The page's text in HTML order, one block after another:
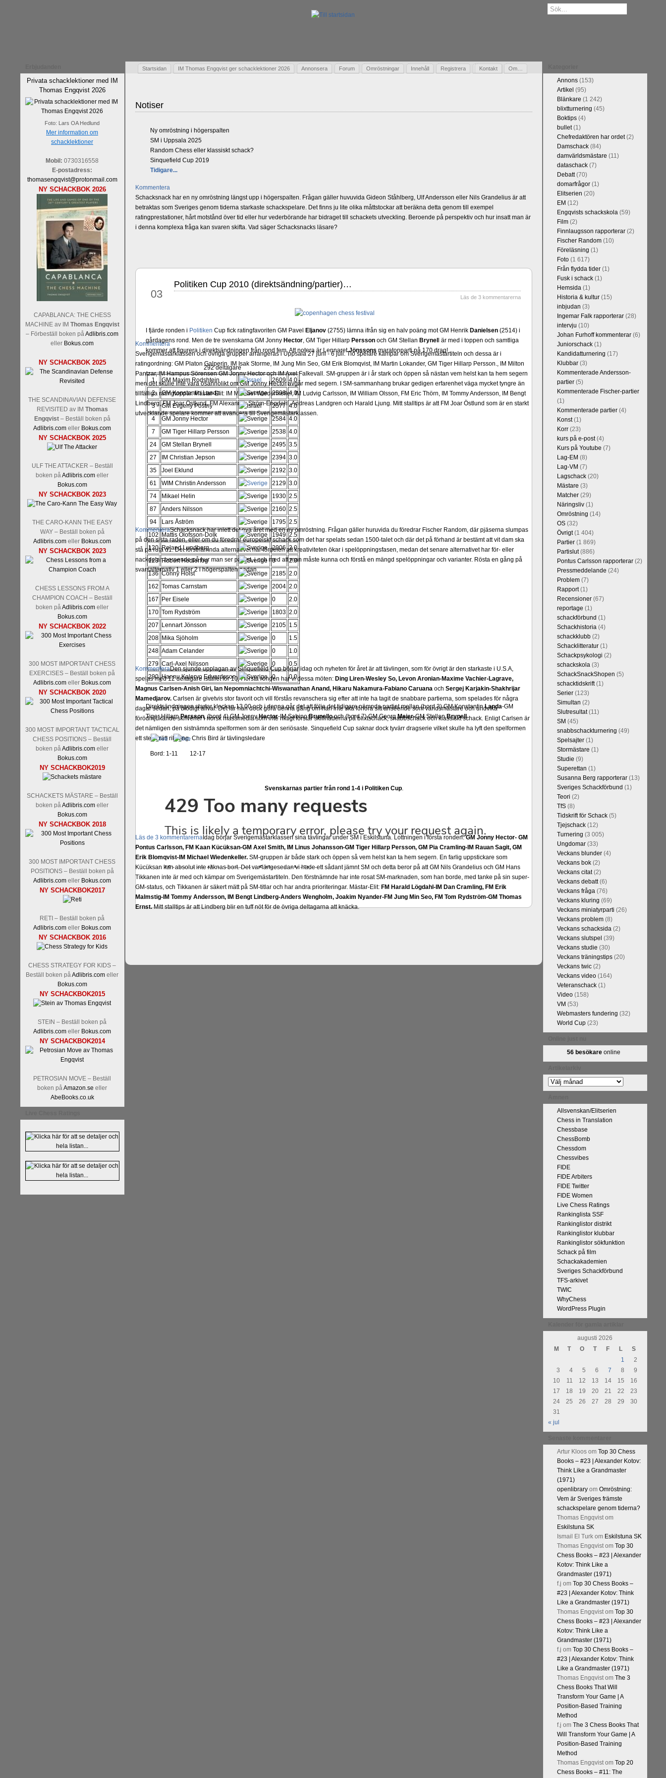
Privata schacklektioner med IM
Thomas Engqvist 2026
Foto: Lars OA Hedlund
Mer information om
schacklektioner
Mobil: 0730316558
E-postadress:
thomasengqvist@protonmail.com
NY SCHACKBOK 2026
CAPABLANCA: THE CHESS
MACHINE av IM Thomas Engqvist
– Förbeställ boken påAdlibris.com
eller Bokus.com
NY SCHACKBOK 2025
THE SCANDINAVIAN DEFENSE
REVISITED av IM Thomas
Engqvist– Beställ boken på
Adlibris.com eller Bokus.com
NY SCHACKBOK 2025
ULF THE ATTACKER – Beställ
boken påAdlibris.com eller
Bokus.com
NY SCHACKBOK 2023
THE CARO-KANN THE EASY
WAY – Beställ boken på
Adlibris.com eller Bokus.com
NY SCHACKBOK 2023
CHESS LESSONS FROM A
CHAMPION COACH – Beställ
boken påAdlibris.com eller
Bokus.com
NY SCHACKBOK 2022
300 MOST IMPORTANT CHESS
EXERCISES – Beställ boken på
Adlibris.com eller Bokus.com
NY SCHACKBOK 2020
300 MOST IMPORTANT TACTICAL
CHESS POSITIONS – Beställ
boken påAdlibris.com eller
Bokus.com
NY SCHACKBOK2019
SCHACKETS MÄSTARE – Beställ
boken påAdlibris.com eller
Bokus.com
NY SCHACKBOK 2018
300 MOST IMPORTANT CHESS
POSITIONS – Beställ boken på
Adlibris.com eller Bokus.com
NY SCHACKBOK2017
RETI – Beställ boken på
Adlibris.com eller Bokus.com
NY SCHACKBOK 2016
CHESS STRATEGY FOR KIDS –
Beställ boken påAdlibris.com eller
Bokus.com
NY SCHACKBOK2015
STEIN – Beställ boken på
Adlibris.com eller Bokus.com
NY SCHACKBOK2014
PETROSIAN MOVE – Beställ
boken påAmazon.se eller
AbeBooks.co.uk
Startsidan IM Thomas Engqvist ger schacklektioner 2026 Annonsera Forum Omröstningar Innehåll Registrera Kontakt Om…
Gästbok
Notiser
Ny omröstning i högerspalten
SM i Uppsala 2025
Random Chess eller klassiskt schack?
Sinquefield Cup 2019
Tidigare...
Kommentera
Schacksnack har en ny omröstning längst upp i högerspalten. Frågan gäller huvuvida Gideon Ståhlberg, Ulf Andersson eller Nils Grandelius är att
betraktas som Sveriges genom tiderna starkaste schackspelare. Det finns ju lite olika måttstockar att beräkna detta genom till exempel
ratingprestationer, hårt motstånd över tid eller hur vederbörande har bidraget till schackets utveckling. Beroende på perspektiv och hur insatt man är
i denna komplexa fråga kan svaren skifta. Vad säger Schacksnacks läsare?
Kommentera
Sverigemästarklassen och övriga grupper arrangeras i Uppsala 27 juni - 6 juli. Tio spelare kämpar om Sverigemästartiteln och dessa är i
ratingordning: GM Platon Galperin, IM Isak Storme, IM Jung Min Seo, GM Erik Blomqvist, IM Martin Lokander, GM Tiger Hillarp Persson., IM Milton
Pantzar, IM Hampus Sörensen GM Jonny Hector och IM Axel Falkevall. SM-gruppen är i år stark och öppen så nästan vem helst kan ta hem segern
men det skulle inte vara osannolikt om GM Jonny Hector avgår med segern. I SM-sammanhang brukar gedigen erfarenhet väga mycket tyngre än
tillfälliga ratingtoppar. Mästar-Elit: IM Michael Wiedenkeller, IM Ludvig Carlsson, IM William Olsson, FM Eric Thörn, IM Tommy Andersson, IM Bengt
Lindberg, FM Joar Östlund, FM Alexander Ström-Engdahl, Andreas Landgren och Harald Ljung. Mitt stalltips är att FM Joar Östlund som är en starkt
utvecklande spelare kommer att avancera till Sverigemästarklassen.
KommenteraSchacksnack har inlett det nya året med en ny omröstning. Frågan gäller huruvida du föredrar Fischer Random, där pjäserna slumpas
på den sista raden, eller om du föredrar europeiskt schack som det har spelats sedan 1500-talet och där det på förhand är bestämt att vit dam ska
stå på ruta d1. Det förstnämnda alternativet har fördelen att kreativiteten ökar i spelöppningsfasen, medan det senare alternativet har för- eller
nackdelar, beroende på hur man ser på det, i och med att man måste kunna och förstå en mängd spelöppningar och varianter. Rösta en gång på
svarsalternativ 1 eller 2 i högerspalten nedan.
KommenteraDen sjunde upplagan av Sinquefield Cup börjar idag och nyheten för året är att tävlingen, som för övrigt är den starkaste i U.S.A,
spelas med 12 deltagare istället för 10. I första ronden har vi dessa möten: Ding Liren-Wesley So, Levon Aronian-Maxime Vachier-Lagrave,
Magnus Carlsen-Anish Giri, Ian Nepomniachtchi-Wiswanathan Anand, Hikaru Nakamura-Fabiano Caruana och Sergej Karjakin-Shakhrijar
Mamedjarov. Carlsen är givetvis stor favorit och vill förstås revanschera sig efter att inte ha tagit de snabbare partierna, som spelades för några
dagar sedan, på blodigt allvar. Det lär han dock göra denna gång om han inte ska förlora sitt anséende som världsmästare och undvika
förödmjukande skriverier i norsk massmedia som inte riktigt förstår skillnaderna på blixtschack, snabbschack och klassiskt schack. Enligt Carlsen är
det nämligen den sistnämnda spelformen som är den seriösaste. Sinquefield Cup saknar dock tyvärr dragserie vilket skulle ha lyft den spelformen
ett steg i rätt riktning. Chris Bird är tävlingsledare
Läs de 3 kommentarernaIdag börjar Sverigemästarklassen sina tävlingar under SM i Eskilstuna. Lottningen i första ronden:GM Jonny Hector- GM
Pontus Carlsson, FM Kaan Kücüksan-GM Axel Smith, IM Linus Johansson-GM Tiger Hillarp Persson, GM Pia Cramling-IM Rauan Sagit, GM
Erik Blomqvist-IM Michael Wiedenkeller.SM-gruppen är både stark och öppen så vem helst kan ta hem segern. En farlig uppstickare som
Kücüksan kan absolut inte räknas bort. Det var längesedan vi hade ett sådant jämnt SM och detta beror på att GM Nils Grandelius och GM Hans
Tikkanen inte är med och kämpar om Sverigemästartiteln. Den förstnämnde har inte rosat SM-marknaden, som han borde, med tanke på sin super-
GM-status, och Tikkanen är säkert mätt på SM-titlar och har andra prioriteringar. Mästar-Elit: FM Harald Lögdahl-IM Dan Cramling, FM Erik
Malmstig-IM Tommy Andersson, IM Bengt Lindberg-Anders Wengholm, Joakim Nyander-FM Jung Min Seo, FM Tom Rydström-GM Thomas
Ernst.Mitt stalltips är att Lindberg blir en tuff nöt för de övriga deltagarna att knäcka.
03
Politiken Cup 2010 (direktsändning/partier)…
Läs de 3 kommentarerna
I fjärde ronden i Politiken Cup fick ratingfavoriten GM Pavel Eljanov(2755) lämna ifrån sig en halv poäng mot GM Henrik Danielsen(2514) i
gårdagens rond. Men de tre svenskarna GM Jonny Hector, GM Tiger Hillarp Perssonoch GM Stellan Brynel
l är med i toppen och samtliga
kommer att figurera i direktsändningen från rond fem. Att notera är LennaretJönssons maratonparti på 170 drag!
292 deltagare
1
GM Maxim Rodshtein 2609 4.0
2
GM Konstantin Landa 2598 4.0
3
GM Evgeny Postny 2577 4.0
4
GM Jonny Hector 2584 4.0
7
GM Tiger Hillarp Persson 2538 4.0
24
GM Stellan Brynell 2495 3.5
27
IM Christian Jepson 2394 3.0
35
Joel Eklund 2192 3.0
61
WIM Christin Andersson 2129 3.0
74
Mikael Helin 1930 2.5
87
Anders Nilsson 2160 2.5
94
Lars Åström 1795 2.5
102
Mattis Olofsson-Dolk 1949 2.5
120 Roland Lundberg 2006 2.0
123 Robert Hedlerfog 0
2.0
136 Conny Holst 2185 2.0
162 Tomas Carnstam 2004 2.0
167
Per Eisele 0
2.0
170 Tom Rydström 1803 2.0
207
Lennart Jönsson 2105 1.5
208
Mika Sjöholm 0
1.5
248 Adam Celander 0
1.0
279 Carl-Axel Nilsson 0
0.5
290 Hannu Kalervo Edvardsson 0 0.0
Direktsändningen startar klockan 13.00 och i denna går det att följa det tidigare nämnda partiet mellan (bord 3) GM KonstantinLanda-GM
Tiger HillarpPersson, (bord 4) GM JonnyHector-IM SabinoBrunellooch (bord 7) GM GeorgMeier-GM StellanBrynell.
Bord: 1-11 12-17
Svenskarnas partier från rond 1-4 i Politiken Cup.
Annons(153)
Artikel (95)
Blänkare (1 242)
blixtturnering (45)
Boktips(4)
bullet(1)
Chefredaktören har ordet(2)
Damschack(84)
damvärldsmästare (11)
dataschack(7)
Debatt(70)
domarfrågor(1)
Elitserien (20)
EM (12)
Engqvists schackskola(59)
Film(2)
Finnlaugsson rapporterar(2)
Fischer Random(10)
Föreläsning (1)
Foto(1 617)
Från flydda tider(1)
Fusk i schack(1)
Hemsida(1)
Historia & kultur(15)
inbjudan (3)
Ingemar Falk rapporterar(28)
intervju (10)
Johan Furhoff kommenterar(6)
Juniorschack(1)
Kandidatturnering (17)
Klubbar(3)
Kommenterade Andersson-
partier(5)
Kommenterade Fischer-partier
(1)
Kommenterade partier(4)
Konst(1)
Korr(23)
kurs på e-post(4)
Kurs på Youtube (7)
Lag-EM (8)
Lag-VM (7)
Lagschack(20)
Mästare (3)
Matcher(29)
Näringsliv(1)
Omröstning (14)
OS(32)
Övrigt(1 404)
Partier(1 869)
Partislut(886)
Pontus Carlsson rapporterar(2)
Pressmeddelande (24)
Problem(7)
Rapport(1)
Recensioner(67)
reportage (1)
schackförbund (1)
Schackhistoria(4)
schackklubb(2)
Schacklitteratur(1)
Schackpsykologi (2)
schackskola(3)
SchackSnackShopen (5)
schacktidskrift(1)
Serier(123)
Simultan (2)
Slutresultat(11)
SM (45)
snabbschackturnering (49)
Spelsajter(1)
Stormästare (1)
Studie (9)
Superettan (1)
Susanna Berg rapporterar(13)
Sveriges Schackförbund (1)
Teori (2)
TfS(8)
Tidskrift för Schack(5)
Tjejschack(12)
Turnering (3 005)
Ungdomar(33)
Veckans blunder(4)
Veckans bok(2)
Veckans citat(2)
Veckans debatt(6)
Veckans fråga(76)
Veckans kluring (69)
Veckans miniatyrparti (26)
Veckans problem(8)
Veckans schacksida(2)
Veckans slutspel (39)
Veckans studie (30)
Veckans träningstips(20)
Veckans twic(2)
Veckans video(164)
Veteranschack(1)
Video(158)
VM (53)
Webmasters fundering (32)
World Cup(23)
56 besökareonline
Artikelarkiv
Allsvenskan/Elitserien
Chess in Translation
Chessbase
ChessBomb
Chessdom
Chessvibes
FIDE
FIDE Arbiters
FIDE Twitter
FIDE Women
Live Chess Ratings
Rankinglista SSF
Rankinglistor distrikt
Rankinglistor klubbar
Rankinglistor sökfunktion
Schack på film
Schackakademien
Sveriges Schackförbund
TFS-arkivet
TWIC
WhyChess
WordPress Plugin
augusti 2026
M
T O T F L
S
1
2
3
4 5 6 7 8
9
10
11 12 13 14 15
16
17
18 19 20 21 22
23
24
25 26 27 28 29
30
31
« jul
Artur Kloosom Top 30 Chess
Books – #23 | Alexander Kotov:
Think Like a Grandmaster
(1971)
openlibraryom Omröstning:
Vem är Sveriges främste
schackspelare genom tiderna?
Thomas Engqvistom
Eskilstuna SK
Ismail El Turkom Eskilstuna SK
Thomas Engqvistom Top 30
Chess Books – #23 | Alexander
Kotov: Think Like a
Grandmaster (1971)
f.j om Top 30 Chess Books –
#23 | Alexander Kotov: Think
Like a Grandmaster (1971)
Thomas Engqvistom Top 30
Chess Books – #23 | Alexander
Kotov: Think Like a
Grandmaster (1971)
f.j om Top 30 Chess Books –
#23 | Alexander Kotov: Think
Like a Grandmaster (1971)
Thomas Engqvistom The 3
Chess Books That Will
Transform Your Game | A
Position-Based Training
Method
f.j om The 3 Chess Books That
Will Transform Your Game | A
Position-Based Training
Method
Thomas Engqvistom Top 20
Chess Books – #11: The